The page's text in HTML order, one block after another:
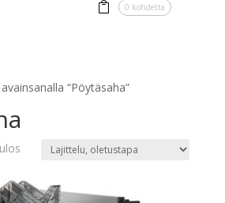
0 kohdetta
“Pöytäsaha”